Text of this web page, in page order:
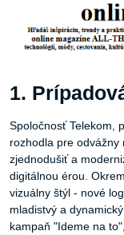
1.
Spoločnosť Telekom,
rozhodla pre
zjednodušiť a
digitálnou érou.
vizuálny štýl - nové
mladistvý a
kampaň "Ideme na